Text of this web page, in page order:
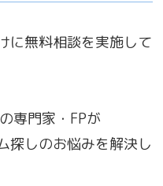
に無料相談を実施して
専門家・FPが
探しのお悩みを解決し